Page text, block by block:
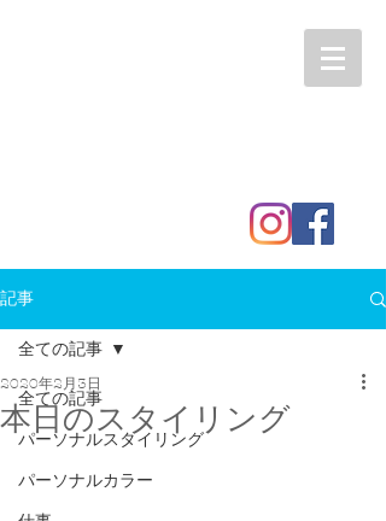
記事
全ての記事
パーソナルスタイリング
パーソナルカラー
全ての記事
本日のスタイリング
2020年2月3日